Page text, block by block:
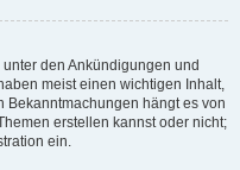
den Ankündigungen und
meist einen wichtigen Inhalt,
Bekanntmachungen hängt es von
erstellen kannst oder nicht;
ein.